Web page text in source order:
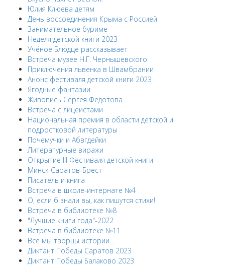
Юлия Клюева детям
День воссоединения Крыма с Россией
Занимательное буриме
Неделя детской книги 2023
Учёное Блюдце рассказывает
Встреча музее Н.Г. Чернышевского
Приключения львенка в Швамбрании
Анонс фестиваля детской книги 2023
Ягодные фантазии
Живопись Сергея Федотова
Встреча с лицеистами
Национальная премия в области детской и
подростковой литературы
Почемучки и Абвгдейки
Литературные виражи
Открытие III Фестиваля детской книги
Минск-Саратов-Брест
Писатель и книга
Встреча в школе-интернате №4
О, если б знали вы, как пишутся стихи!
Встреча в библиотеке №8
"Лучшие книги года"-2022
Встреча в библиотеке №11
Все мы творцы истории…
Диктант Победы Саратов 2023
Диктант Победы Балаково 2023